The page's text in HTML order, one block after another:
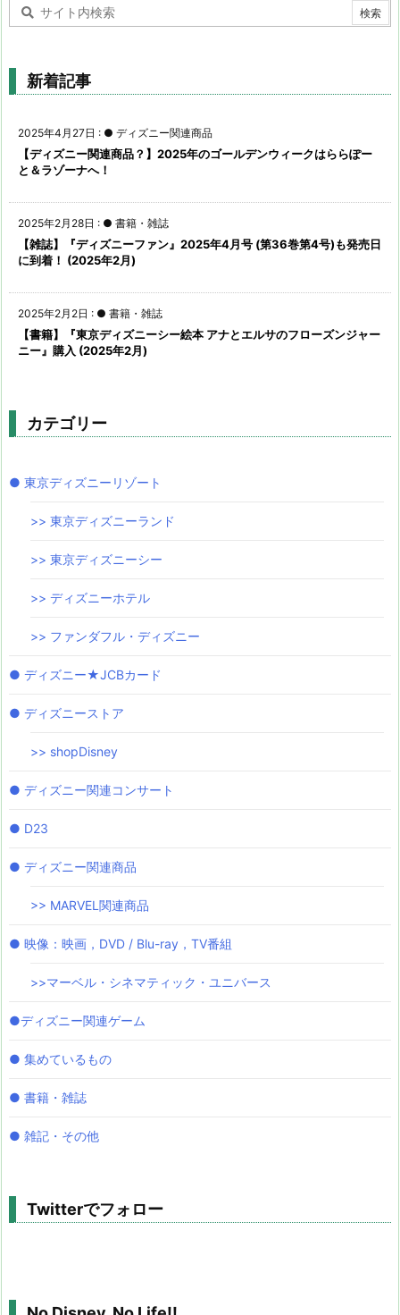
新着記事
2025年4月27日 : ● ディズニー関連商品
【ディズニー関連商品？】2025年のゴールデンウィークはららぽー
と＆ラゾーナへ！
2025年2月28日 : ● 書籍・雑誌
【雑誌】『ディズニーファン』2025年4月号 (第36巻第4号)も発売日
に到着！ (2025年2月)
2025年2月2日 : ● 書籍・雑誌
【書籍】『東京ディズニーシー絵本 アナとエルサのフローズンジャー
ニー』購入 (2025年2月)
カテゴリー
● 東京ディズニーリゾート
>> 東京ディズニーランド
>> 東京ディズニーシー
>> ディズニーホテル
>> ファンダフル・ディズニー
● ディズニー★JCBカード
● ディズニーストア
>> shopDisney
● ディズニー関連コンサート
● D23
● ディズニー関連商品
>> MARVEL関連商品
● 映像：映画，DVD / Blu-ray，TV番組
>>マーベル・シネマティック・ユニバース
●ディズニー関連ゲーム
● 集めているもの
● 書籍・雑誌
● 雑記・その他
Twitterでフォロー